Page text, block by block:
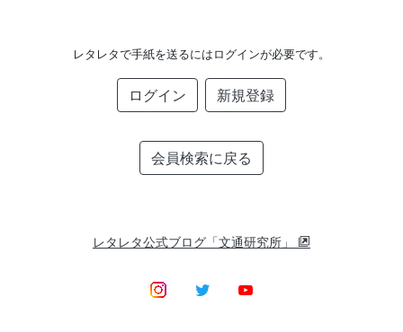
レタレタで手紙を送るにはログインが必要です。
ログイン 新規登録
会員検索に戻る
レタレタ公式ブログ「文通研究所」